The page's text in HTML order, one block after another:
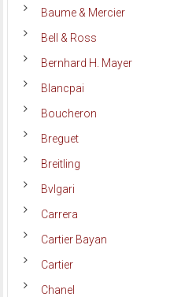
Baume & Mercier
Bell & Ross
Bernhard H. Mayer
Blancpai
Boucheron
Breguet
Breitling
Bvlgari
Carrera
Cartier Bayan
Cartier
Chanel